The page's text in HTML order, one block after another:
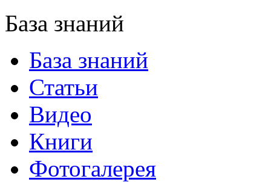
База знаний
База знаний
Статьи
Видео
Книги
Фотогалерея